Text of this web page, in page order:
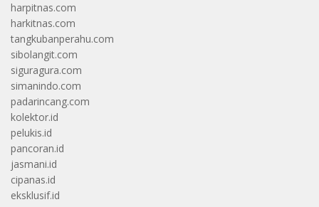
harpitnas.com
harkitnas.com
tangkubanperahu.com
sibolangit.com
siguragura.com
simanindo.com
padarincang.com
kolektor.id
pelukis.id
pancoran.id
jasmani.id
cipanas.id
eksklusif.id